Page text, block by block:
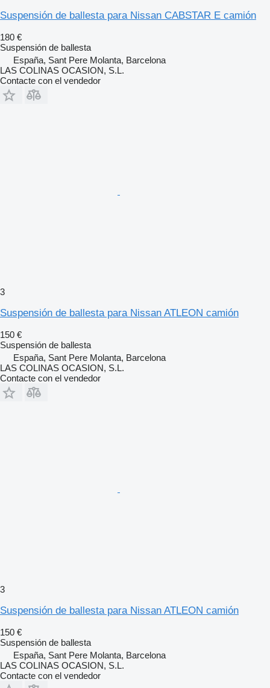
Suspensión de ballesta para Nissan CABSTAR E camión
180 €
Suspensión de ballesta
España, Sant Pere Molanta, Barcelona
LAS COLINAS OCASION, S.L.
Contacte con el vendedor
3
Suspensión de ballesta para Nissan ATLEON camión
150 €
Suspensión de ballesta
España, Sant Pere Molanta, Barcelona
LAS COLINAS OCASION, S.L.
Contacte con el vendedor
3
Suspensión de ballesta para Nissan ATLEON camión
150 €
Suspensión de ballesta
España, Sant Pere Molanta, Barcelona
LAS COLINAS OCASION, S.L.
Contacte con el vendedor